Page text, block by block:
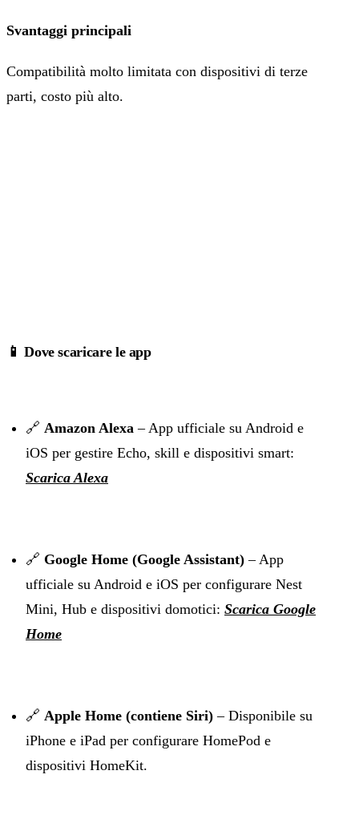
Svantaggi principali
Compatibilità molto limitata con dispositivi di terze
parti, costo più alto.
📱 Dove scaricare le app
🔗 Amazon Alexa – App ufficiale su Android e
iOS per gestire Echo, skill e dispositivi smart:
Scarica Alexa
🔗 Google Home (Google Assistant) – App
ufficiale su Android e iOS per configurare Nest
Mini, Hub e dispositivi domotici: Scarica Google
Home
🔗 Apple Home (contiene Siri) – Disponibile su
iPhone e iPad per configurare HomePod e
dispositivi HomeKit.